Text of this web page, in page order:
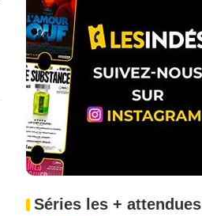
Séries les + attendues